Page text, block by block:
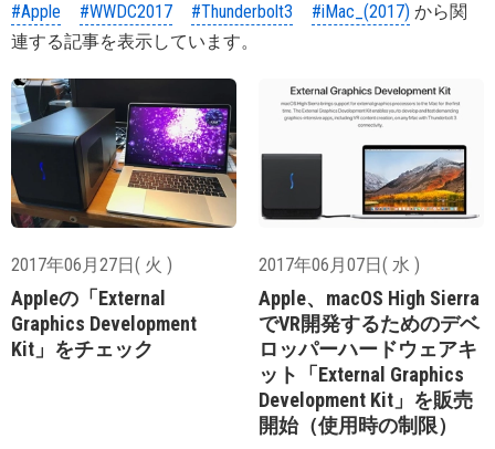
#Apple
#WWDC2017 #Thunderbolt3 #iMac_(2017) から関
連する記事を表示しています。
2017年06月27日( 火 )
Appleの「External
Graphics Development
Kit」をチェック
2017年06月07日( 水 )
Apple、macOS High Sierra
でVR開発するためのデベ
ロッパーハードウェアキ
ット「External Graphics
Development Kit」を販売
開始（使用時の制限）